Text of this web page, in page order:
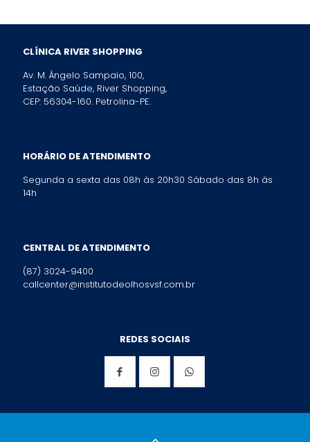
CLÍNICA RIVER SHOPPING
Av. M. Ângelo Sampaio, 100,
Estação Saúde, River Shopping,
CEP: 56304-160. Petrolina-PE.
HORÁRIO DE ATENDIMENTO
Segunda a sexta das 08h às 20h30 Sábado das 8h às
14h
CENTRAL DE ATENDIMENTO
(87) 3024-9400
callcenter@institutodeolhosvsf.com.br
REDES SOCIAIS